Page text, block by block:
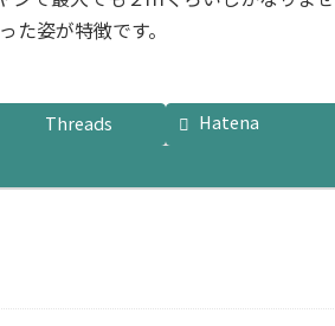
姿が特徴です。
Threads Hatena